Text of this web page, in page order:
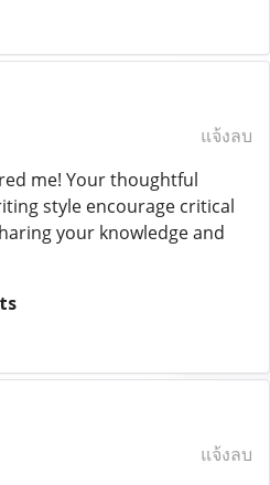
แจ้งลบ
me! Your thoughtful
style encourage critical
your knowledge and
แจ้งลบ